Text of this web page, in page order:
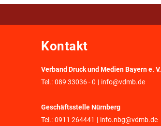
Kontakt
Verband Druck und Medien Bayern e. V.
Tel.: 089 33036 - 0 | info@vdmb.de
Geschäftsstelle Nürnberg
Tel.: 0911 264441 | info.nbg@vdmb.de